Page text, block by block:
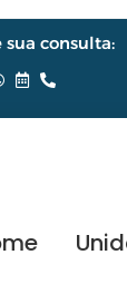
sua consulta: